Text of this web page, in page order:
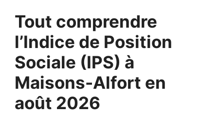
Tout comprendre
l’Indice de Position
Sociale (IPS) à
Maisons-Alfort en
août 2026